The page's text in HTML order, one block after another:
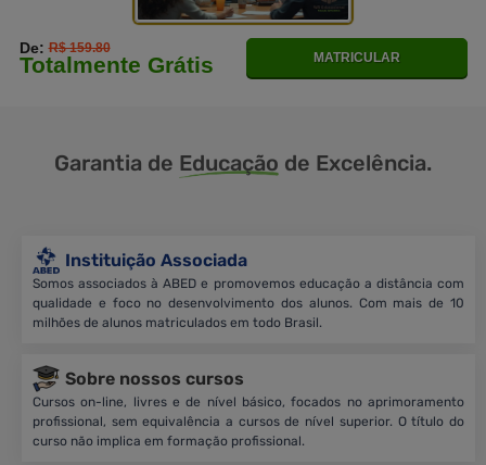
De:R$ 159.80
Totalmente Grátis MATRICULAR
Garantia de Educação de Excelência.
Instituição Associada
Somos associados à ABED e promovemos educação a distância com
qualidade e foco no desenvolvimento dos alunos. Com mais de 10
milhões de alunos matriculados em todo Brasil.
Sobre nossos cursos
Cursos on-line, livres e de nível básico, focados no aprimoramento
profissional, sem equivalência a cursos de nível superior. O título do
curso não implica em formação profissional.